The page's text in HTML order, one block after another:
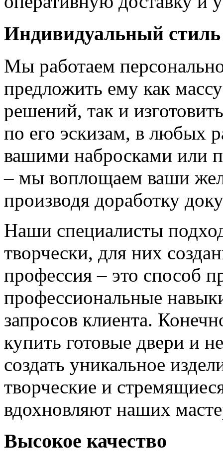
Индивидуальный стиль
Мы работаем
предложить ему как
решений, так и
по его эскизам, в любых
вашими набросками или
– мы воплощаем ваши
производя доработку
Наши специалисты
творчески, для них
профессия – это способ
профессиональные
запросов клиента.
купить готовые двери и
создать уникальное
творческие и
вдохновляют наших
Высокое качество